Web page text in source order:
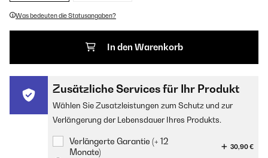
Was bedeuten die Statusangaben?
In den Warenkorb
Zusätzliche Services für Ihr Produkt
Wählen Sie Zusatzleistungen zum Schutz und zur
Verlängerung der Lebensdauer Ihres Produkts.
Verlängerte Garantie (+ 12
Monate)
30,90 €